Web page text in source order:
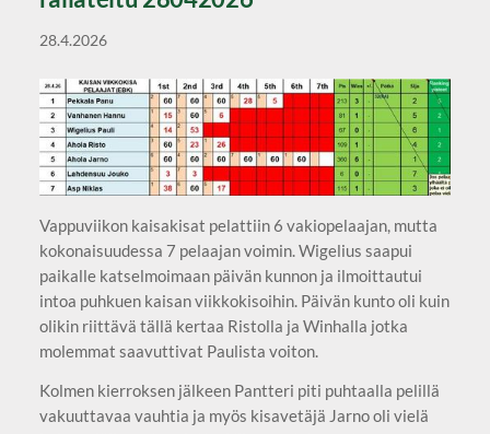
28.4.2026
Vappuviikon kaisakisat pelattiin 6 vakiopelaajan, mutta
kokonaisuudessa 7 pelaajan voimin. Wigelius saapui
paikalle katselmoimaan päivän kunnon ja ilmoittautui
intoa puhkuen kaisan viikkokisoihin. Päivän kunto oli kuin
olikin riittävä tällä kertaa Ristolla ja Winhalla jotka
molemmat saavuttivat Paulista voiton.
Kolmen kierroksen jälkeen Pantteri piti puhtaalla pelillä
vakuuttavaa vauhtia ja myös kisavetäjä Jarno oli vielä